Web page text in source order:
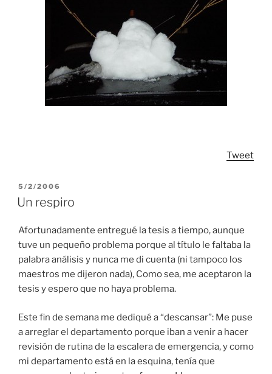
Tweet
POSTED
ON
5/2/2006
Un respiro
Afortunadamente entregué la tesis a tiempo, aunque
tuve un pequeño problema porque al título le faltaba la
palabra análisis y nunca me di cuenta (ni tampoco los
maestros me dijeron nada), Como sea, me aceptaron la
tesis y espero que no haya problema.
Este fin de semana me dediqué a “descansar”: Me puse
a arreglar el departamento porque iban a venir a hacer
revisión de rutina de la escalera de emergencia, y como
mi departamento está en la esquina, tenía que